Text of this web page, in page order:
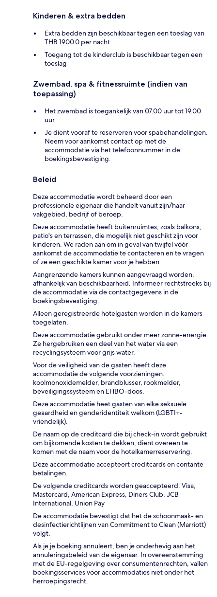
Kinderen & extra bedden
Extra bedden zijn beschikbaar tegen een toeslag van
THB 1900.0 per nacht
Toegang tot de kinderclub is beschikbaar tegen een
toeslag
Zwembad, spa & fitnessruimte (indien van
toepassing)
Het zwembad is toegankelijk van 07.00 uur tot 19.00
uur
Je dient vooraf te reserveren voor spabehandelingen.
Neem voor aankomst contact op met de
accommodatie via het telefoonnummer in de
boekingsbevestiging.
Beleid
Deze accommodatie wordt beheerd door een
professionele eigenaar die handelt vanuit zijn/haar
vakgebied, bedrijf of beroep.
Deze accommodatie heeft buitenruimtes, zoals balkons,
patio's en terrassen, die mogelijk niet geschikt zijn voor
kinderen. We raden aan om in geval van twijfel vóór
aankomst de accommodatie te contacteren en te vragen
of ze een geschikte kamer voor je hebben.
Aangrenzende kamers kunnen aangevraagd worden,
afhankelijk van beschikbaarheid. Informeer rechtstreeks bij
de accommodatie via de contactgegevens in de
boekingsbevestiging.
Alleen geregistreerde hotelgasten worden in de kamers
toegelaten.
Deze accommodatie gebruikt onder meer zonne-energie.
Ze hergebruiken een deel van het water via een
recyclingsysteem voor grijs water.
Voor de veiligheid van de gasten heeft deze
accommodatie de volgende voorzieningen:
koolmonoxidemelder, brandblusser, rookmelder,
beveiligingssysteem en EHBO-doos.
Deze accommodatie heet gasten van elke seksuele
geaardheid en genderidentiteit welkom (LGBTI+-
vriendelijk).
De naam op de creditcard die bij check-in wordt gebruikt
om bijkomende kosten te dekken, dient overeen te
komen met de naam voor de hotelkamerreservering.
Deze accommodatie accepteert creditcards en contante
betalingen.
De volgende creditcards worden geaccepteerd: Visa,
Mastercard, American Express, Diners Club, JCB
International, Union Pay
De accommodatie bevestigt dat het de schoonmaak- en
desinfectierichtlijnen van Commitment to Clean (Marriott)
volgt.
Als je je boeking annuleert, ben je onderhevig aan het
annuleringsbeleid van de eigenaar. In overeenstemming
met de EU-regelgeving over consumentenrechten, vallen
boekingsservices voor accommodaties niet onder het
herroepingsrecht.